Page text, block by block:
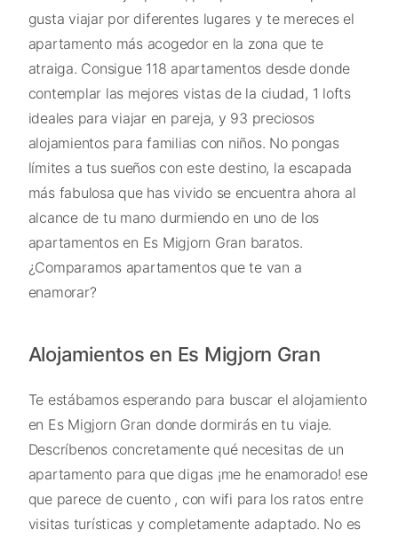
gusta viajar por diferentes lugares y te mereces el
apartamento más acogedor en la zona que te
atraiga. Consigue 118 apartamentos desde donde
contemplar las mejores vistas de la ciudad, 1 lofts
ideales para viajar en pareja, y 93 preciosos
alojamientos para familias con niños. No pongas
límites a tus sueños con este destino, la escapada
más fabulosa que has vivido se encuentra ahora al
alcance de tu mano durmiendo en uno de los
apartamentos en Es Migjorn Gran baratos.
¿Comparamos apartamentos que te van a
enamorar?
Alojamientos en Es Migjorn Gran
Te estábamos esperando para buscar el alojamiento
en Es Migjorn Gran donde dormirás en tu viaje.
Descríbenos concretamente qué necesitas de un
apartamento para que digas ¡me he enamorado! ese
que parece de cuento , con wifi para los ratos entre
visitas turísticas y completamente adaptado. No es